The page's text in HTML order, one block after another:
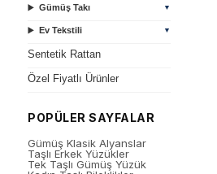
Gümüş Takı ▼
Ev Tekstili ▼
Sentetik Rattan
Özel Fiyatlı Ürünler
POPÜLER SAYFALAR
Gümüş Klasik Alyanslar
Taşlı Erkek Yüzükler
Tek Taşlı Gümüş Yüzük